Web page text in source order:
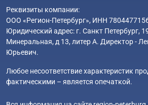
Реквизиты компании:
ООО «Регион-Петербург», ИНН
Юридический адрес: г. Санкт Петербург,
Минеральная, д 13, литер А. Директор -
Юрьевич.
Любое несоответствие характеристик
фактическими – является опечаткой.